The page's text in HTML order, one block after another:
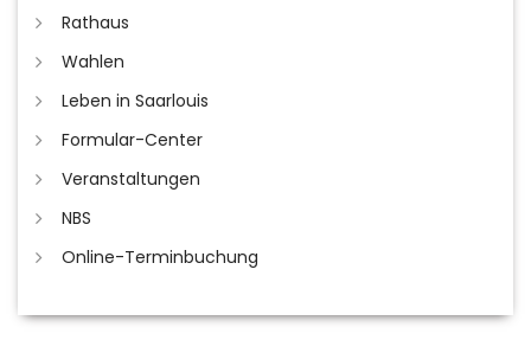
Rathaus
Wahlen
Leben in Saarlouis
Formular-Center
Veranstaltungen
NBS
Online-Terminbuchung